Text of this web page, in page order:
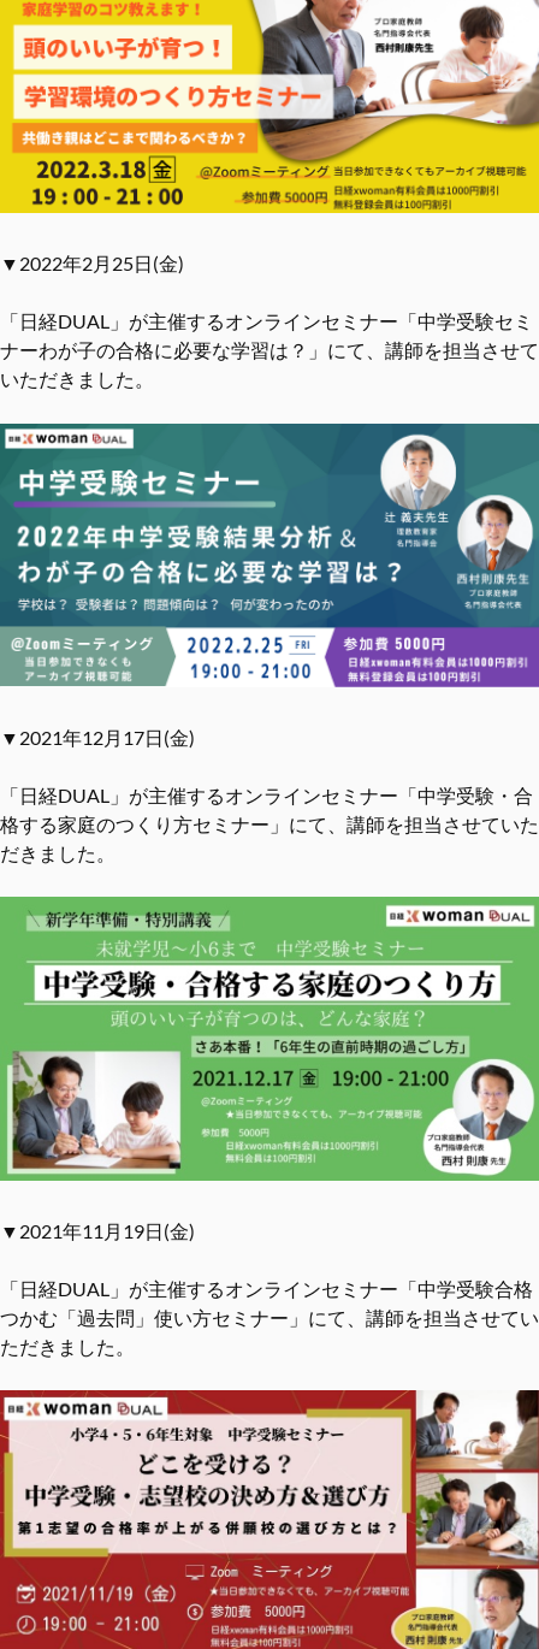
▼2022年2月25日(金)
「日経DUAL」が主催するオンラインセミナー「中学受験セミ
ナーわが子の合格に必要な学習は？」にて、講師を担当させて
いただきました。
▼2021年12月17日(金)
「日経DUAL」が主催するオンラインセミナー「中学受験・合
格する家庭のつくり方セミナー」にて、講師を担当させていた
だきました。
▼2021年11月19日(金)
「日経DUAL」が主催するオンラインセミナー「中学受験合格
つかむ「過去問」使い方セミナー」にて、講師を担当させてい
ただきました。